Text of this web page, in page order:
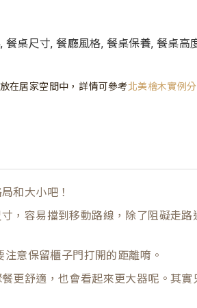
在居家空間中，詳情可參考北美檜木實例
和大小吧！
，容易擋到移動路線，除了阻礙走
意保留櫃子門打開的距離唷。
更舒適，也會看起來更大器呢。其